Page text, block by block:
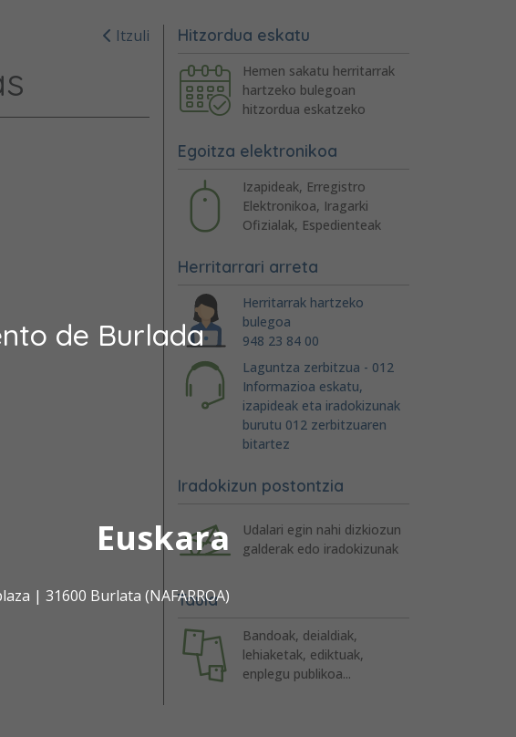
de Burlada
Euskara
| 31600 Burlata (NAFARROA)
Itzuli Hitzordua eskatu
Hemen sakatu herritarrak
hartzeko bulegoan
hitzordua eskatzeko
Egoitza elektronikoa
Izapideak, Erregistro
Elektronikoa, Iragarki
Ofizialak, Espedienteak
Herritarrari arreta
Herritarrak hartzeko
bulegoa
948 23 84 00
Laguntza zerbitzua - 012
Informazioa eskatu,
izapideak eta iradokizunak
burutu 012 zerbitzuaren
bitartez
Iradokizun postontzia
Udalari egin nahi dizkiozun
galderak edo iradokizunak
Taula
Bandoak, deialdiak,
lehiaketak, ediktuak,
enplegu publikoa...